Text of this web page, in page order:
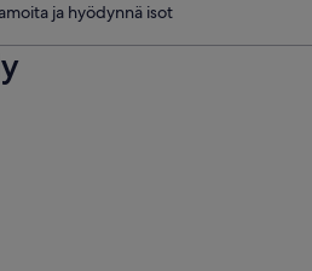
ja hyödynnä isot